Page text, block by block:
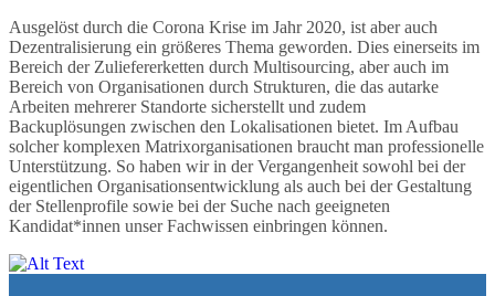
Ausgelöst durch die Corona Krise im Jahr 2020, ist aber auch
Dezentralisierung ein größeres Thema geworden. Dies einerseits im
Bereich der Zuliefererketten durch Multisourcing, aber auch im
Bereich von Organisationen durch Strukturen, die das autarke
Arbeiten mehrerer Standorte sicherstellt und zudem
Backuplösungen zwischen den Lokalisationen bietet. Im Aufbau
solcher komplexen Matrixorganisationen braucht man professionelle
Unterstützung. So haben wir in der Vergangenheit sowohl bei der
eigentlichen Organisationsentwicklung als auch bei der Gestaltung
der Stellenprofile sowie bei der Suche nach geeigneten
Kandidat*innen unser Fachwissen einbringen können.